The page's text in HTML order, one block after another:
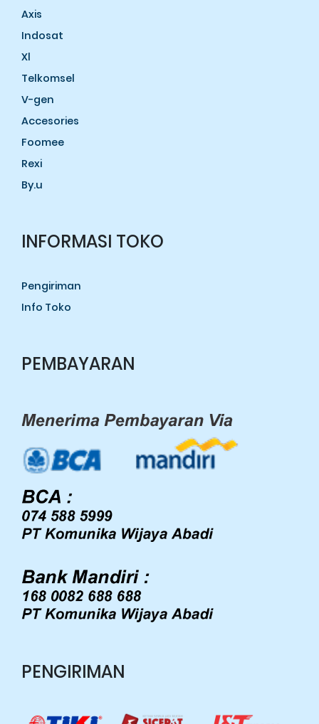
Axis
Indosat
Xl
Telkomsel
V-gen
Accesories
Foomee
Rexi
By.u
INFORMASI TOKO
Pengiriman
Info Toko
PEMBAYARAN
PENGIRIMAN